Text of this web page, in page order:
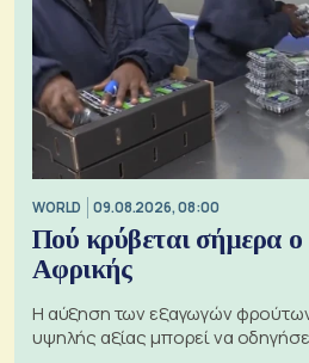
WORLD 09.08.2026, 08:00
Πού κρύβεται σήμερα ο
Αφρικής
Η αύξηση των εξαγωγών
υψηλής αξίας μπορεί να